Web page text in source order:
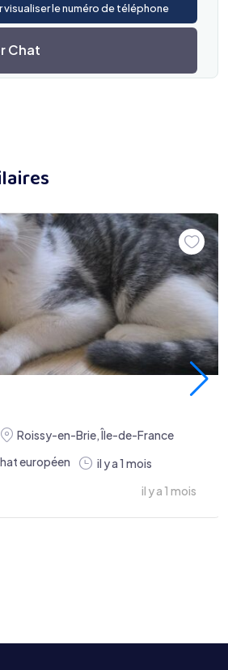
visualiser le numéro de téléphone
Chat
Roissy-en-Brie,Île-de-France
européen
il y a 1 mois
il y a 1 mois